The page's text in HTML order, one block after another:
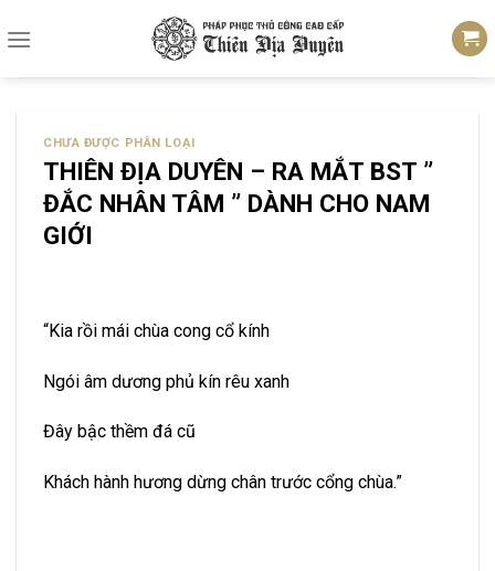
to
CHƯA ĐƯỢC PHÂN LOẠI
THIÊN ĐỊA DUYÊN – RA MẮT BST ”
ĐẮC NHÂN TÂM ” DÀNH CHO NAM
GIỚI
“Kia rồi mái chùa cong cổ kính
Ngói âm dương phủ kín rêu xanh
Đây bậc thềm đá cũ
Khách hành hương dừng chân trước cổng chùa.”